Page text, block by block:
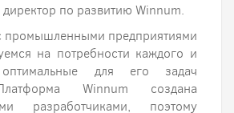
по развитию Winnum.
промышленными предприятиями
на потребности каждого и
оптимальные для его задач
Winnum создана
разработчиками, поэтому